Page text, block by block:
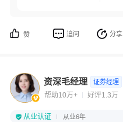
赞 追问 分享
资深毛经理 证券经理
帮助10万+ 好评1.3万
从业认证 从业6年